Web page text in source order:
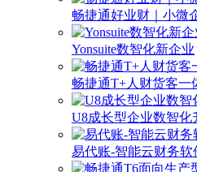
畅捷通好业财｜小微
Yonsuite数智化新企业
畅捷通T+人财货客一
U8成长型企业数智化
易代账-智能云财务